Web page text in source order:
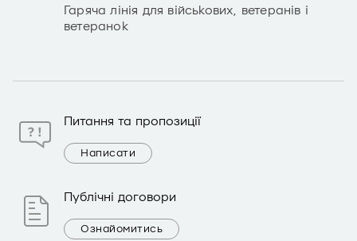
Гаряча лінія для військових, ветеранів і
ветеранок
Питання та пропозиції
Написати
Публічні договори
Ознайомитись